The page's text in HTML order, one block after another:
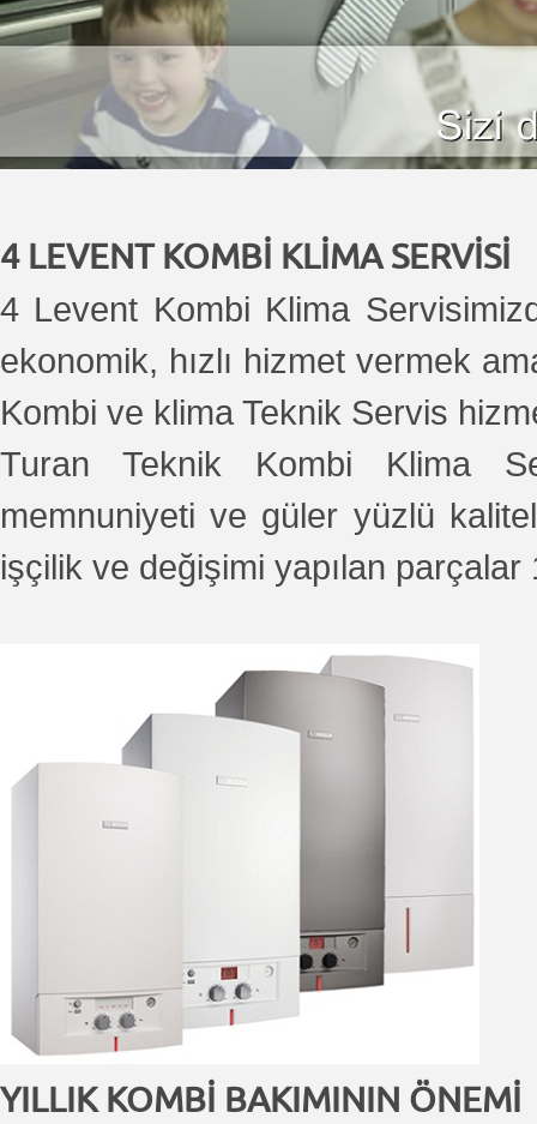
4 LEVENT KOMBİ KLİMA SERVİSİ
4 Levent Kombi Klima
ekonomik, hızlı hizmet vermek
Kombi ve klima Teknik Servis
Turan Teknik Kombi Klima
memnuniyeti ve güler yüzlü
işçilik ve değişimi yapılan parçalar
YILLIK KOMBİ BAKIMININ ÖNEMİ